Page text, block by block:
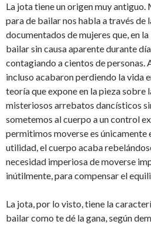
La jota tiene un origen muy
para de bailar nos habla a través de
documentados de mujeres que, en
bailar sin causa aparente durante
contagiando a cientos de personas.
incluso acabaron perdiendo la vida
teoría que expone en la pieza sobre
misteriosos arrebatos dancísticos
sometemos al cuerpo a un control
permitimos moverse es únicamente
utilidad, el cuerpo acaba
necesidad imperiosa de moverse
inútilmente, para compensar el
La jota, por lo visto, tiene la
bailar como te dé la gana, según